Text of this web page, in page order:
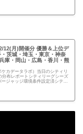
12(月)開催分 優勝＆上位デ
茨城・埼玉・東京・神奈
庫・岡山・広島・香川・熊
カデータラボ）当日のシティリ
布レポートシティリーグシーズ
ジャッジ環境条件設定済シティ